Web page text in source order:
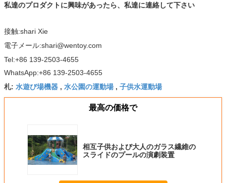
私達のプロダクトに興味があったら、私達に連絡して下さい
接触:shari Xie
電子メール:shari@wentoy.com
Tel:+86 139-2503-4655
WhatsApp:+86 139-2503-4655
札: 水遊び場機器 , 水公園の運動場 , 子供水運動場
最高の価格で
相互子供および大人のガラス繊維の
スライドのプールの演劇装置